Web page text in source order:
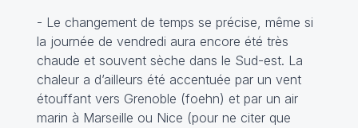
- Le changement de temps se précise, même si
la journée de vendredi aura encore été très
chaude et souvent sèche dans le Sud-est. La
chaleur a d’ailleurs été accentuée par un vent
étouffant vers Grenoble (foehn) et par un air
marin à Marseille ou Nice (pour ne citer que